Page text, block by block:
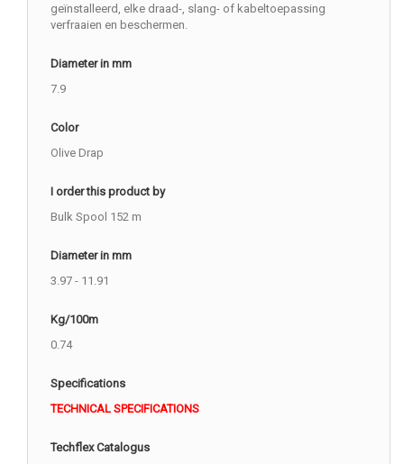
geïnstalleerd, elke draad-, slang- of kabeltoepassing
verfraaien en beschermen.
Diameter in mm
7.9
Color
Olive Drap
I order this product by
Bulk Spool 152 m
Diameter in mm
3.97 - 11.91
Kg/100m
0.74
Specifications
TECHNICAL SPECIFICATIONS
Techflex Catalogus